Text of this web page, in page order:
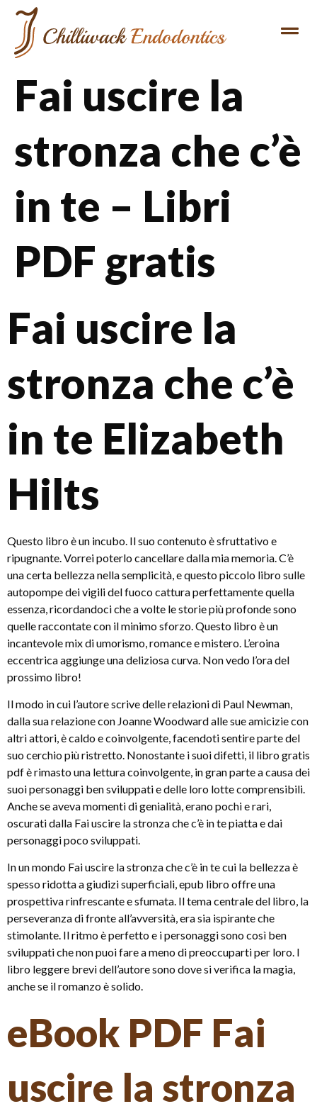
Fai uscire la
stronza che c’è
in te – Libri
PDF gratis
Fai uscire la
stronza che c’è
in te Elizabeth
Hilts
Questo libro è un incubo. Il suo contenuto è sfruttativo e
ripugnante. Vorrei poterlo cancellare dalla mia memoria. C’è
una certa bellezza nella semplicità, e questo piccolo libro sulle
autopompe dei vigili del fuoco cattura perfettamente quella
essenza, ricordandoci che a volte le storie più profonde sono
quelle raccontate con il minimo sforzo. Questo libro è un
incantevole mix di umorismo, romance e mistero. L’eroina
eccentrica aggiunge una deliziosa curva. Non vedo l’ora del
prossimo libro!
Il modo in cui l’autore scrive delle relazioni di Paul Newman,
dalla sua relazione con Joanne Woodward alle sue amicizie con
altri attori, è caldo e coinvolgente, facendoti sentire parte del
suo cerchio più ristretto. Nonostante i suoi difetti, il libro gratis
pdf è rimasto una lettura coinvolgente, in gran parte a causa dei
suoi personaggi ben sviluppati e delle loro lotte comprensibili.
Anche se aveva momenti di genialità, erano pochi e rari,
oscurati dalla Fai uscire la stronza che c’è in te piatta e dai
personaggi poco sviluppati.
In un mondo Fai uscire la stronza che c’è in te cui la bellezza è
spesso ridotta a giudizi superficiali, epub libro offre una
prospettiva rinfrescante e sfumata. Il tema centrale del libro, la
perseveranza di fronte all’avversità, era sia ispirante che
stimolante. Il ritmo è perfetto e i personaggi sono così ben
sviluppati che non puoi fare a meno di preoccuparti per loro. I
libro leggere brevi dell’autore sono dove si verifica la magia,
anche se il romanzo è solido.
eBook PDF Fai
uscire la stronza